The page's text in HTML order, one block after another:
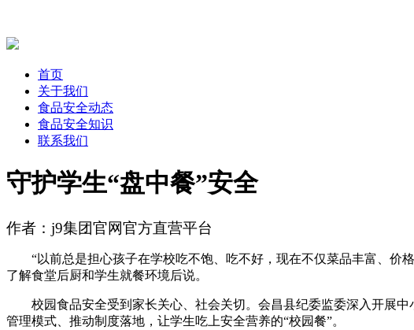
首页
关于我们
食品安全动态
食品安全知识
联系我们
守护学生“盘中餐”安全
作者：j9集团官网官方直营平台
“以前总是担心孩子在学校吃不饱、吃不好，现在不仅菜品丰富、价
了解食堂后厨和学生就餐环境后说。
校园食品安全受到家长关心、社会关切。会昌县纪委监委深入开展中
管理模式、推动制度落地，让学生吃上安全营养的“校园餐”。